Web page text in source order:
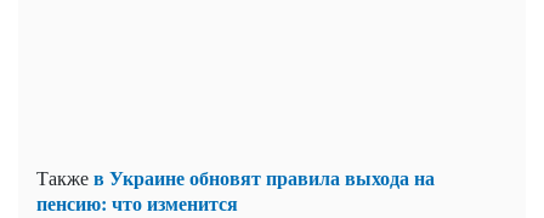
Такжев Украине обновят правила выхода на
пенсию: что изменится